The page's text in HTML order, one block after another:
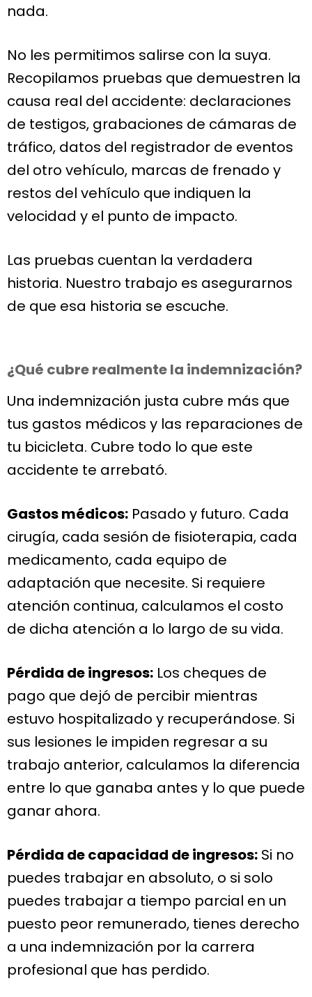
nada.
No les permitimos salirse con la suya.
Recopilamos pruebas que demuestren la
causa real del accidente: declaraciones
de testigos, grabaciones de cámaras de
tráfico, datos del registrador de eventos
del otro vehículo, marcas de frenado y
restos del vehículo que indiquen la
velocidad y el punto de impacto.
Las pruebas cuentan la verdadera
historia. Nuestro trabajo es asegurarnos
de que esa historia se escuche.
¿Qué cubre realmente la indemnización?
Una indemnización justa cubre más que
tus gastos médicos y las reparaciones de
tu bicicleta. Cubre todo lo que este
accidente te arrebató.
Gastos médicos: Pasado y futuro. Cada
cirugía, cada sesión de fisioterapia, cada
medicamento, cada equipo de
adaptación que necesite. Si requiere
atención continua, calculamos el costo
de dicha atención a lo largo de su vida.
Pérdida de ingresos: Los cheques de
pago que dejó de percibir mientras
estuvo hospitalizado y recuperándose. Si
sus lesiones le impiden regresar a su
trabajo anterior, calculamos la diferencia
entre lo que ganaba antes y lo que puede
ganar ahora.
Pérdida de capacidad de ingresos: Si no
puedes trabajar en absoluto, o si solo
puedes trabajar a tiempo parcial en un
puesto peor remunerado, tienes derecho
a una indemnización por la carrera
profesional que has perdido.